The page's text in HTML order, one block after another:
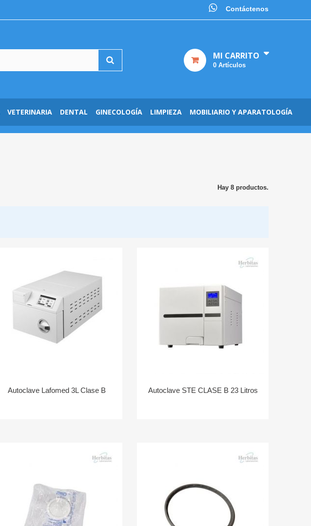
Contáctenos
MI CARRITO
0 Artículos
VETERINARIA DENTAL GINECOLOGÍA LIMPIEZA MOBILIARIO Y APARATOLOGÍA
Hay 8 productos.
Autoclave Lafomed 3L Clase B Autoclave STE CLASE B 23 Litros